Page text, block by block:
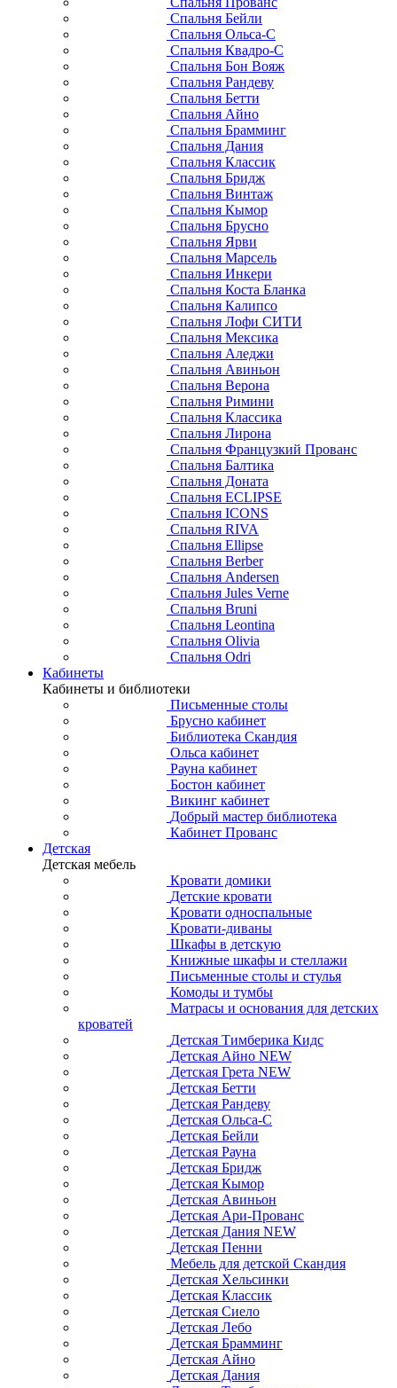
Спальня Бейли
Спальня Ольса-С
Спальня Квадро-С
Спальня Бон Вояж
Спальня Рандеву
Спальня Бетти
Спальня Айно
Спальня Брамминг
Спальня Дания
Спальня Классик
Спальня Бридж
Спальня Винтаж
Спальня Кымор
Спальня Брусно
Спальня Ярви
Спальня Марсель
Спальня Инкери
Спальня Коста Бланка
Спальня Калипсо
Спальня Лофи СИТИ
Спальня Мексика
Спальня Аледжи
Спальня Авиньон
Спальня Верона
Спальня Римини
Спальня Классика
Спальня Лирона
Спальня Французкий Прованс
Спальня Балтика
Спальня Доната
Спальня ECLIPSE
Спальня ICONS
Спальня RIVA
Спальня Ellipse
Спальня Berber
Спальня Andersen
Спальня Jules Verne
Спальня Bruni
Спальня Leontina
Спальня Olivia
Спальня Odri
Кабинеты
Кабинеты и библиотеки
Письменные столы
Брусно кабинет
Библиотека Скандия
Ольса кабинет
Рауна кабинет
Бостон кабинет
Викинг кабинет
Добрый мастер библиотека
Кабинет Прованс
Детская
Детская мебель
Кровати домики
Детские кровати
Кровати односпальные
Кровати-диваны
Шкафы в детскую
Книжные шкафы и стеллажи
Письменные столы и стулья
Комоды и тумбы
Матрасы и основания для детских
кроватей
Детская Тимберика Кидс
Детская Айно NEW
Детская Грета NEW
Детская Бетти
Детская Рандеву
Детская Ольса-С
Детская Бейли
Детская Рауна
Детская Бридж
Детская Кымор
Детская Авиньон
Детская Ари-Прованс
Детская Дания NEW
Детская Пенни
Мебель для детской Скандия
Детская Хельсинки
Детская Классик
Детская Сиело
Детская Лебо
Детская Брамминг
Детская Айно
Детская Дания